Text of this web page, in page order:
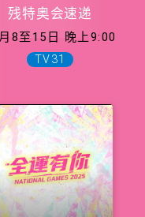
残特奥会速递
8至15日 晚上9:00
TV31